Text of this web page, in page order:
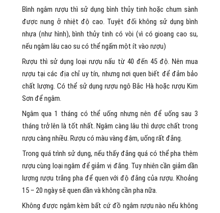
Bình ngâm rượu thì sử dụng bình thủy tinh hoặc chum sành
được nung ở nhiệt độ cao. Tuyệt đối không sử dụng bình
nhựa (như hình), bình thủy tinh có vòi (vì có gioang cao su,
nếu ngâm lâu cao su có thể ngấm một ít vào rượu)
Rượu thì sử dụng loại rượu nấu từ 40 đến 45 độ. Nên mua
rượu tại các địa chỉ uy tín, nhưng nơi quen biết để đảm bảo
chất lượng. Có thể sử dụng rượu ngô Bắc Hà hoặc rượu Kim
Sơn để ngâm.
Ngâm qua 1 tháng có thể uống nhưng nên để uống sau 3
tháng trở lên là tốt nhất. Ngâm càng lâu thì dược chất trong
rượu càng nhiều. Rượu có màu vàng đậm, uống rất đắng.
Trong quá trình sử dụng, nếu thấy đắng quá có thể pha thêm
rượu cùng loại ngâm để giảm vị đắng. Tuy nhiên cần giảm dần
lượng rượu trắng pha để quen với độ đắng của rượu. Khoảng
15 – 20 ngày sẽ quen dần và không cần pha nữa.
Không được ngâm kèm bất cứ đồ ngâm rượu nào nếu không